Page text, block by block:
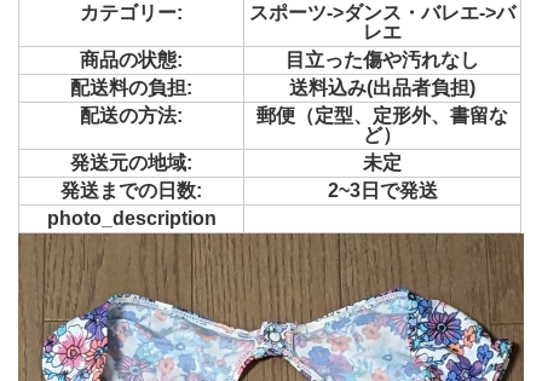
カテゴリー:
スポーツ->ダンス・バレエ->バ
レエ
商品の状態:
目立った傷や汚れなし
配送料の負担:
送料込み(出品者負担)
配送の方法:
郵便（定型、定形外、書留な
ど）
発送元の地域:
未定
発送までの日数:
2~3日で発送
photo_description